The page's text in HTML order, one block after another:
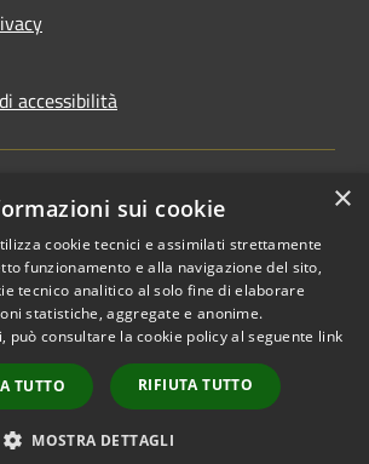
accessibilità
Copyright © 2026 • Comune di
San Martino di Venezze •
Powered by Municipium•
Accesso redazione
×
sui cookie
cookie tecnici e assimilati strettamente
funzionamento e alla navigazione del sito,
tecnico analitico al solo fine di elaborare
statistiche, aggregate e anonime.
può consultare la cookie policy al seguente link
TUTTO RIFIUTA TUTTO
MOSTRA DETTAGLI